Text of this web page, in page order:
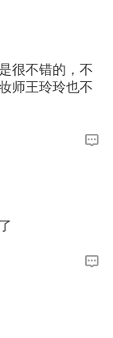
很不错的，不
师王玲玲也不